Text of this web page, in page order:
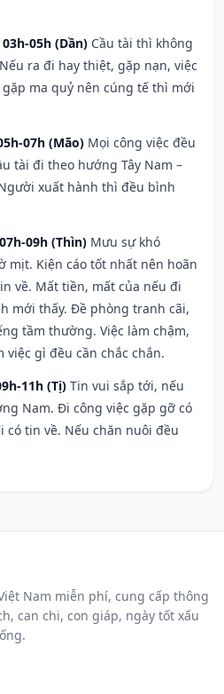
05h (Dần) Cầu tài thì không
ra đi hay thiệt, gặp nạn, việc
ma quỷ nên cúng tế thì mới
07h (Mão) Mọi công việc đều
tài đi theo hướng Tây Nam –
xuất hành thì đều bình
09h (Thìn) Mưu sự khó
mịt. Kiện cáo tốt nhất nên hoãn
về. Mất tiền, mất của nếu đi
mới thấy. Đề phòng tranh cãi,
tầm thường. Việc làm chậm,
gì đều cần chắc chắn.
11h (Tị) Tin vui sắp tới, nếu
Nam. Đi công việc gặp gỡ có
có tin về. Nếu chăn nuôi đều
Nam miễn phí, cung cấp thông
can chi, con giáp, ngày tốt xấu